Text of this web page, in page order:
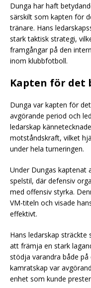
Dunga har haft
särskilt som kapten för
tränare. Hans
stark taktisk strategi,
framgångar på den
inom klubbfotboll.
Kapten för det
Dunga var kapten för
avgörande period och
ledarskap
motståndskraft, vilket
under hela turneringen.
Under Dungas kaptenat
spelstil, där defensiv
med offensiv styrka.
VM-titeln och visade
effektivt.
Hans ledarskap
att främja en stark
stödja varandra både på
kamratskap var
enhet som kunde